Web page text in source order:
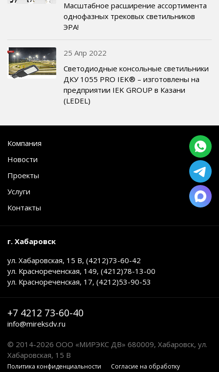
Масштабное расширение ассортимента
однофазных трековых светильников
ЭРА!
25 Апр 2022
Светодиодные консольные светильники
ДКУ 1055 PRO IEK® – изготовлены на
предприятии IEK GROUP в Казани
(LEDEL)
Компания
Новости
Проекты
Услуги
Контакты
г. Хабаровск
ул. Хабаровская, 15 В, (4212)73-60-42
ул. Краснореченская, 149, (4212)78-13-00
ул. Краснореченская, 17, (4212)53-90-53
+7 4212 73-60-40
info@mireksdv.ru
© 2014-2026 ООО «МИРЭКС ДВ» 680009, Хабаровск, ул.
Хабаровская, 15 В
Политика конфиденциальности Cогласие на обработку